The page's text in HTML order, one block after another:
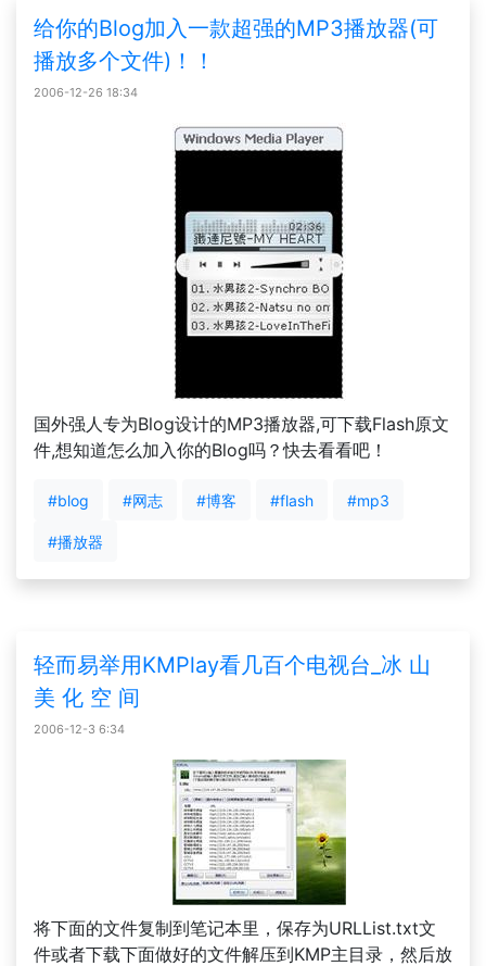
给你的Blog加入一款超强的MP3播放器(可
播放多个文件)！！
2006-12-26 18:34
国外强人专为Blog设计的MP3播放器,可下载Flash原文
件,想知道怎么加入你的Blog吗？快去看看吧！
#blog #网志 #博客 #flash #mp3
#播放器
轻而易举用KMPlay看几百个电视台_冰 山
美 化 空 间
2006-12-3 6:34
将下面的文件复制到笔记本里，保存为URLList.txt文
件或者下载下面做好的文件解压到KMP主目录，然后放